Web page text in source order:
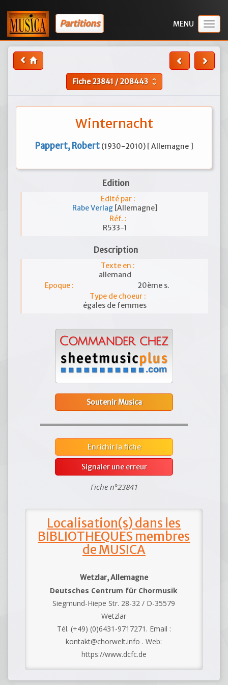
Partitions
Fiche23841/208443 unfold_more
Winternacht
Pappert, Robert (1930-2010) [ Allemagne ]
Edition
Edité par :
Rabe Verlag [Allemagne]
Réf. :
R533-1
Description
Texte en :
allemand
Epoque :
20ème s.
Type de choeur :
égales de femmes
Soutenir Musica
Enrichir la fiche
Signaler une erreur
Fiche n°23841
Localisation(s) dans les
BIBLIOTHEQUES membres
de MUSICA
Wetzlar, Allemagne
Deutsches Centrum für Chormusik
Siegmund-Hiepe Str. 28-32 / D-35579
Wetzlar
Tél. (+49) (0)6431-9717271. Email :
kontakt@chorwelt.info . Web:
https://www.dcfc.de